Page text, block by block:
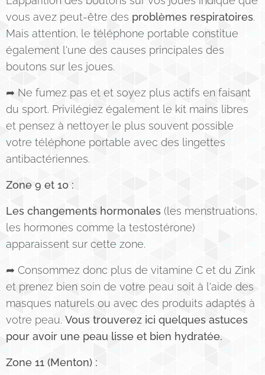
vous avez peut-être des problèmes respiratoires.
Mais attention, le téléphone portable constitue
également l'une des causes principales des
boutons sur les joues.
➦ Ne fumez pas et et soyez plus actifs en faisant
du sport. Privilégiez également le kit mains libres
et pensez à nettoyer le plus souvent possible
votre téléphone portable avec des lingettes
antibactériennes.
Zone 9 et 10 :
Les changements hormonales (les menstruations,
les hormones comme la testostérone)
apparaissent sur cette zone.
➦ Consommez donc plus de vitamine C et du Zink
et prenez bien soin de votre peau soit à l'aide des
masques naturels ou avec des produits adaptés à
votre peau. Vous trouverez ici quelques astuces
pour avoir une peau lisse et bien hydratée.
Zone 11 (Menton) :